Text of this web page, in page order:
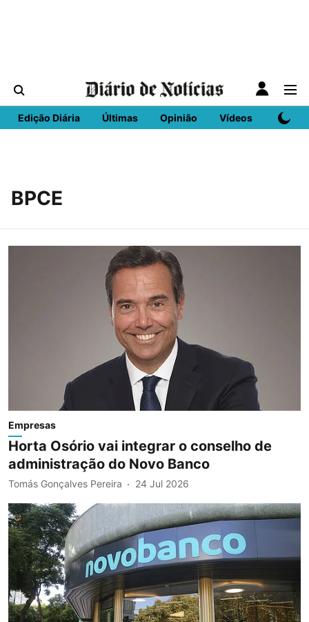
Edição Diária Últimas Opinião Vídeos DN
BPCE
Empresas
Horta Osório vai integrar o conselho de
administração do Novo Banco
Tomás Gonçalves Pereira 24 Jul 2026